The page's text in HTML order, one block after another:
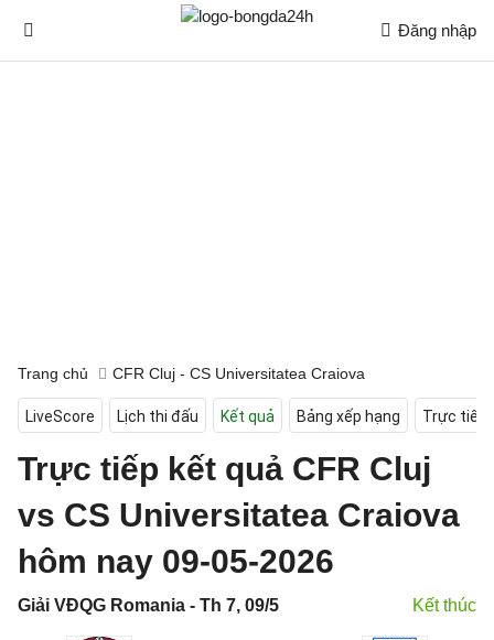
Đăng nhập
Trang chủ CFR Cluj - CS Universitatea Craiova
LiveScore Lịch thi đấu Kết quả Bảng xếp hạng Trực tiếp
Trực tiếp kết quả CFR Cluj
vs CS Universitatea Craiova
hôm nay 09-05-2026
Giải VĐQG Romania - Th 7, 09/5 Kết thúc